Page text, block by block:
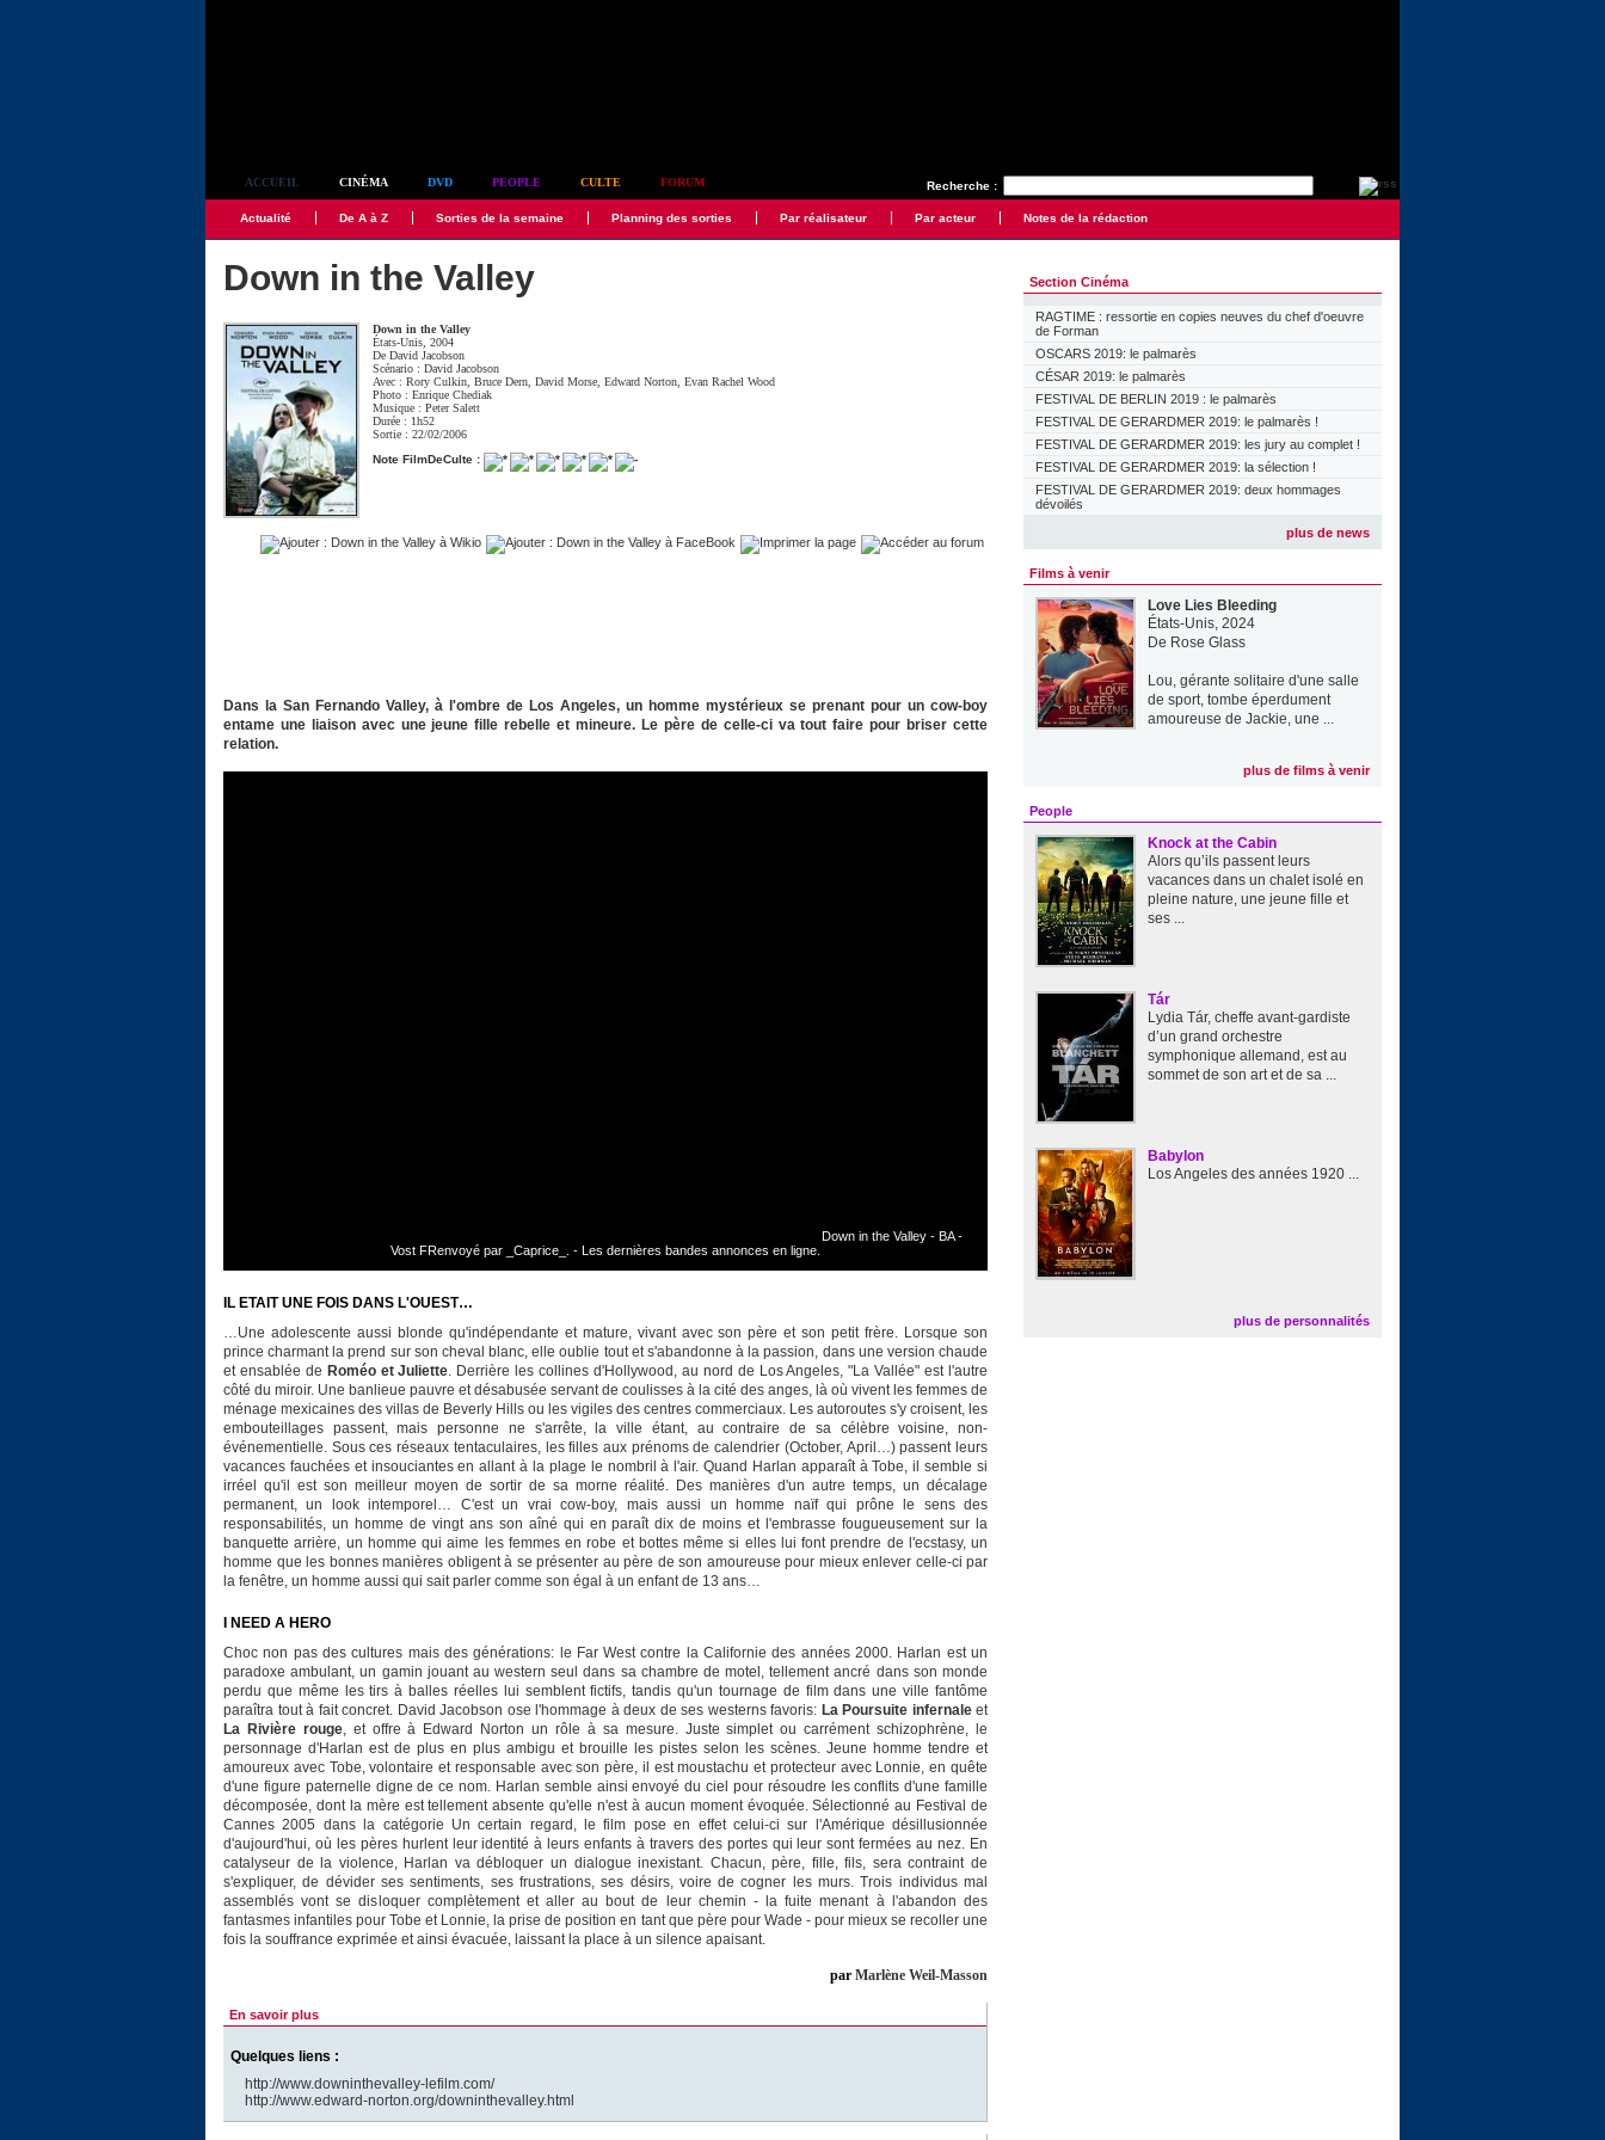
Recherche :
ACCUEIL CINÉMA DVD PEOPLE CULTE FORUM
Actualité De A à Z Sorties de la semaine Planning des sorties Par réalisateur Par acteur Notes de la rédaction
Down in the Valley
Down in the Valley
États-Unis, 2004
DeDavid Jacobson
Scénario :David Jacobson
Avec :Rory Culkin ,Bruce Dern ,David Morse ,Edward Norton ,Evan Rachel Wood
Photo :Enrique Chediak
Musique :Peter Salett
Durée : 1h52
Sortie : 22/02/2006
Note FilmDeCulte :
Dans la San Fernando Valley, à l'ombre de Los Angeles, un homme mystérieux se prenant pour un cow-boy
entame une liaison avec une jeune fille rebelle et mineure. Le père de celle-ci va tout faire pour briser cette
relation.
Down in the Valley - BA -
Vost FRenvoyé par _Caprice_. - Les dernières bandes annonces en ligne.
IL ETAIT UNE FOIS DANS L'OUEST…
…Une adolescente aussi blonde qu'indépendante et mature, vivant avec son père et son petit frère. Lorsque son
prince charmant la prend sur son cheval blanc, elle oublie tout et s'abandonne à la passion, dans une version chaude
et ensablée de Roméo et Juliette. Derrière les collines d'Hollywood, au nord de Los Angeles, "La Vallée" est l'autre
côté du miroir. Une banlieue pauvre et désabusée servant de coulisses à la cité des anges, là où vivent les femmes de
ménage mexicaines des villas de Beverly Hills ou les vigiles des centres commerciaux. Les autoroutes s'y croisent, les
embouteillages passent, mais personne ne s'arrête, la ville étant, au contraire de sa célèbre voisine, non-
événementielle. Sous ces réseaux tentaculaires, les filles aux prénoms de calendrier (October, April…) passent leurs
vacances fauchées et insouciantes en allant à la plage le nombril à l'air. Quand Harlan apparaît à Tobe, il semble si
irréel qu'il est son meilleur moyen de sortir de sa morne réalité. Des manières d'un autre temps, un décalage
permanent, un look intemporel… C'est un vrai cow-boy, mais aussi un homme naïf qui prône le sens des
responsabilités, un homme de vingt ans son aîné qui en paraît dix de moins et l'embrasse fougueusement sur la
banquette arrière, un homme qui aime les femmes en robe et bottes même si elles lui font prendre de l'ecstasy, un
homme que les bonnes manières obligent à se présenter au père de son amoureuse pour mieux enlever celle-ci par
la fenêtre, un homme aussi qui sait parler comme son égal à un enfant de 13 ans…
I NEED A HERO
Choc non pas des cultures mais des générations: le Far West contre la Californie des années 2000. Harlan est un
paradoxe ambulant, un gamin jouant au western seul dans sa chambre de motel, tellement ancré dans son monde
perdu que même les tirs à balles réelles lui semblent fictifs, tandis qu'un tournage de film dans une ville fantôme
paraîtra tout à fait concret. David Jacobson ose l'hommage à deux de ses westerns favoris: La Poursuite infernaleet
La Rivière rouge, et offre à Edward Norton un rôle à sa mesure. Juste simplet ou carrément schizophrène, le
personnage d'Harlan est de plus en plus ambigu et brouille les pistes selon les scènes. Jeune homme tendre et
amoureux avec Tobe, volontaire et responsable avec son père, il est moustachu et protecteur avec Lonnie, en quête
d'une figure paternelle digne de ce nom. Harlan semble ainsi envoyé du ciel pour résoudre les conflits d'une famille
décomposée, dont la mère est tellement absente qu'elle n'est à aucun moment évoquée. Sélectionné au Festival de
Cannes 2005 dans la catégorie Un certain regard, le film pose en effet celui-ci sur l'Amérique désillusionnée
d'aujourd'hui, où les pères hurlent leur identité à leurs enfants à travers des portes qui leur sont fermées au nez. En
catalyseur de la violence, Harlan va débloquer un dialogue inexistant. Chacun, père, fille, fils, sera contraint de
s'expliquer, de dévider ses sentiments, ses frustrations, ses désirs, voire de cogner les murs. Trois individus mal
assemblés vont se disloquer complètement et aller au bout de leur chemin - la fuite menant à l'abandon des
fantasmes infantiles pour Tobe et Lonnie, la prise de position en tant que père pour Wade - pour mieux se recoller une
fois la souffrance exprimée et ainsi évacuée, laissant la place à un silence apaisant.
par Marlène Weil-Masson
En savoir plus
Quelques liens :
http://www.downinthevalley-lefilm.com/
http://www.edward-norton.org/downinthevalley.html
Section Cinéma
RAGTIME : ressortie en copies neuves du chef d'oeuvre
de Forman
OSCARS 2019: le palmarès
CÉSAR 2019: le palmarès
FESTIVAL DE BERLIN 2019 : le palmarès
FESTIVAL DE GERARDMER 2019: le palmarès !
FESTIVAL DE GERARDMER 2019: les jury au complet !
FESTIVAL DE GERARDMER 2019: la sélection !
FESTIVAL DE GERARDMER 2019: deux hommages
dévoilés
plus de news
Films à venir
Love Lies Bleeding
États-Unis, 2024
De Rose Glass
Lou, gérante solitaire d'une salle
de sport, tombe éperdument
amoureuse de Jackie, une ...
plus de films à venir
People
Knock at the Cabin
Alors qu’ils passent leurs
vacances dans un chalet isolé en
pleine nature, une jeune fille et
ses ...
Tár
Lydia Tár, cheffe avant-gardiste
d’un grand orchestre
symphonique allemand, est au
sommet de son art et de sa ...
Babylon
Los Angeles des années 1920 ...
plus de personnalités